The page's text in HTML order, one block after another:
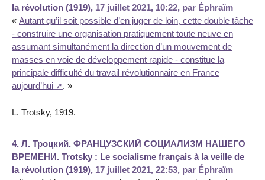
la révolution (1919), 17 juillet 2021, 10:22, par Éphraïm
« Autant qu’il soit possible d’en juger de loin, cette double tâche
- construire une organisation pratiquement toute neuve en
assumant simultanément la direction d’un mouvement de
masses en voie de développement rapide - constitue la
principale difficulté du travail révolutionnaire en France
aujourd’hui
. »
L. Trotsky, 1919.
4. Л. Троцкий. ФРАНЦУЗСКИЙ СОЦИАЛИЗМ НАШЕГО
ВРЕМЕНИ. Trotsky : Le socialisme français à la veille de
la révolution (1919), 17 juillet 2021, 22:53, par Éphraïm